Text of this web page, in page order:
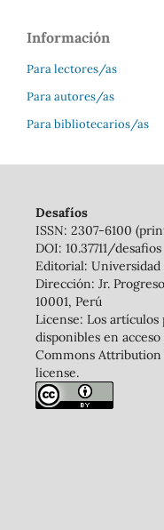
Información
Para lectores/as
Para autores/as
Para bibliotecarios/as
Desafíos
ISSN: 2307-6100
DOI: 10.37711/desafios
Editorial: Universidad
Dirección: Jr.
10001, Perú
License: Los
disponibles en
Commons Attribution
license.